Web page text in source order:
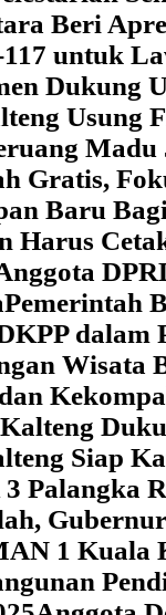
Beri
untuk
Dukung
Usung
Gratis,
Baru
Harus
Pemerintah
dalam
Wisata
Siap
Palangka
1 Kuala